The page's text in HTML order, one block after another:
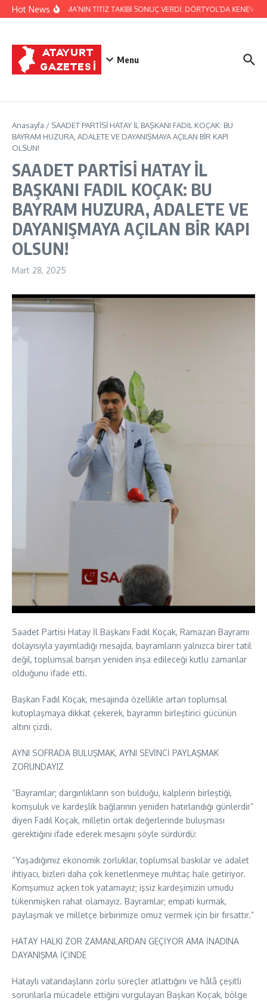
İçeriğe atla
Hot NewsJANDARMA’NIN TİTİZ TAKİBİ SONUÇ VERDİ: DÖRTYOL’DA KENEVİR
Menu
Anasayfa / SAADET PARTİSİ HATAY İL BAŞKANI FADIL KOÇAK: BU
BAYRAM HUZURA, ADALETE VE DAYANIŞMAYA AÇILAN BİR KAPI
OLSUN!
SAADET PARTİSİ HATAY İL
BAŞKANI FADIL KOÇAK: BU
BAYRAM HUZURA, ADALETE VE
DAYANIŞMAYA AÇILAN BİR KAPI
OLSUN!
Mart 28, 2025
Saadet Partisi Hatay İl Başkanı Fadıl Koçak, Ramazan Bayramı
dolayısıyla yayımladığı mesajda, bayramların yalnızca birer tatil
değil, toplumsal barışın yeniden inşa edileceği kutlu zamanlar
olduğunu ifade etti.
Başkan Fadıl Koçak, mesajında özellikle artan toplumsal
kutuplaşmaya dikkat çekerek, bayramın birleştirici gücünün
altını çizdi.
AYNI SOFRADA BULUŞMAK, AYNI SEVİNCİ PAYLAŞMAK
ZORUNDAYIZ
“Bayramlar; dargınlıkların son bulduğu, kalplerin birleştiği,
komşuluk ve kardeşlik bağlarının yeniden hatırlandığı günlerdir”
diyen Fadıl Koçak, milletin ortak değerlerinde buluşması
gerektiğini ifade ederek mesajını şöyle sürdürdü:
“Yaşadığımız ekonomik zorluklar, toplumsal baskılar ve adalet
ihtiyacı, bizleri daha çok kenetlenmeye muhtaç hale getiriyor.
Komşumuz açken tok yatamayız; işsiz kardeşimizin umudu
tükenmişken rahat olamayız. Bayramlar; empati kurmak,
paylaşmak ve milletçe birbirimize omuz vermek için bir fırsattır.”
HATAY HALKI ZOR ZAMANLARDAN GEÇİYOR AMA İNADINA
DAYANIŞMA İÇİNDE
Hataylı vatandaşların zorlu süreçler atlattığını ve hâlâ çeşitli
sorunlarla mücadele ettiğini vurgulayan Başkan Koçak, bölge